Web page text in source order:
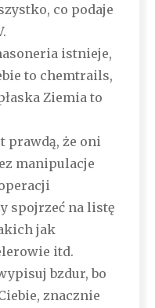
co podaje
istnieje,
to chemtrails,
Ziemia to
prawdą, że oni
manipulacje
spojrzeć na listę
jak
itd.
bzdur, bo
znacznie